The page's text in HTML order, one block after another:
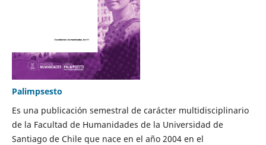
Palimpsesto
Es una publicación semestral de carácter multidisciplinario
de la Facultad de Humanidades de la Universidad de
Santiago de Chile que nace en el año 2004 en el